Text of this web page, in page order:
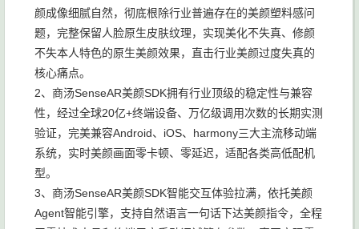
颜成像细腻自然，彻底根除行业普遍存在的美颜塑料感问
题，完整保留人脸原生皮肤纹理，实现美化不失真、修颜
不失本人特色的原生美颜效果，直击行业美颜过度失真的
核心痛点。
2、商汤SenseAR美颜SDK拥有行业顶级的稳定性与兼容
性，经过全球20亿+终端设备、万亿级调用次数的长期实测
验证，完美兼容Android、iOS、harmony三大主流移动端
系统，实时美颜画面零卡顿、零延迟，适配各类高低配机
型。
3、商汤SenseAR美颜SDK智能交互体验拉满，依托美颜
Agent智能引擎，支持自然语言一句话下达美颜指令，全程